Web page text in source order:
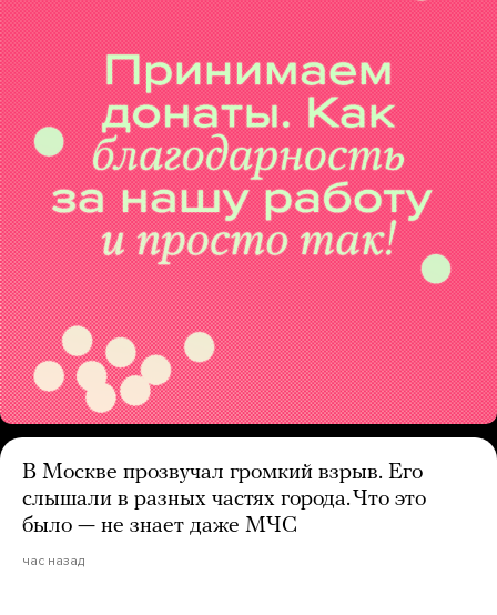
В Москве прозвучал громкий взрыв. Его
слышали в разных частях города. Что это
было — не знает даже МЧС
час назад